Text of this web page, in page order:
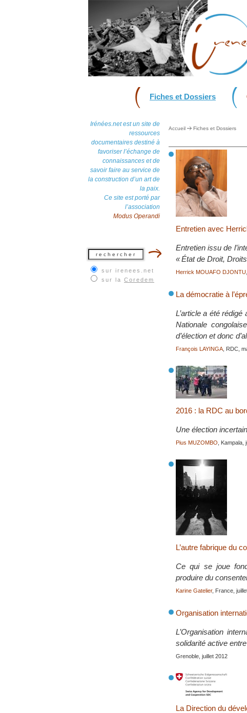
Fiches et Dossiers
Irénées.net est un site de
ressources
documentaires destiné à
favoriser l’échange de
connaissances et de
savoir faire au service de
la construction d’un art de
la paix.
Ce site est porté par
l’association
Modus Operandi
sur irenees.net
sur la Coredem
Accueil Fiches et Dossiers
Entretien avec
Entretien issu de
« État de Droit,
Herrick MOUAFO DJONTU
La démocratie à
L’article a été
Nationale
d’élection et donc
François LAYINGA , RDC,
2016 : la RDC au
Une élection
Pius MUZOMBO , Kampala,
L’autre fabrique du
Ce qui se joue
produire du
Karine Gatelier, France,
Organisation
L’Organisation
solidarité active
Grenoble, juillet 2012
La Direction du